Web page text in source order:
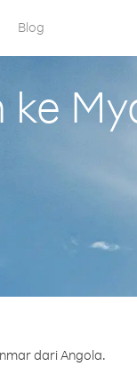
Blog
dari Angola.